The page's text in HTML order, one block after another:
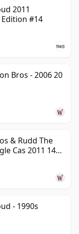
2011
#14
Bros - 2006 20
& Rudd The
Cas 2011 14
- 1990s